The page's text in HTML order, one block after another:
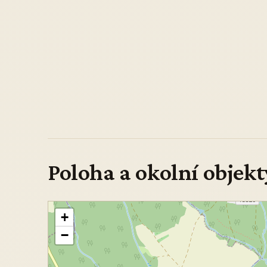
Poloha a okolní
+
−